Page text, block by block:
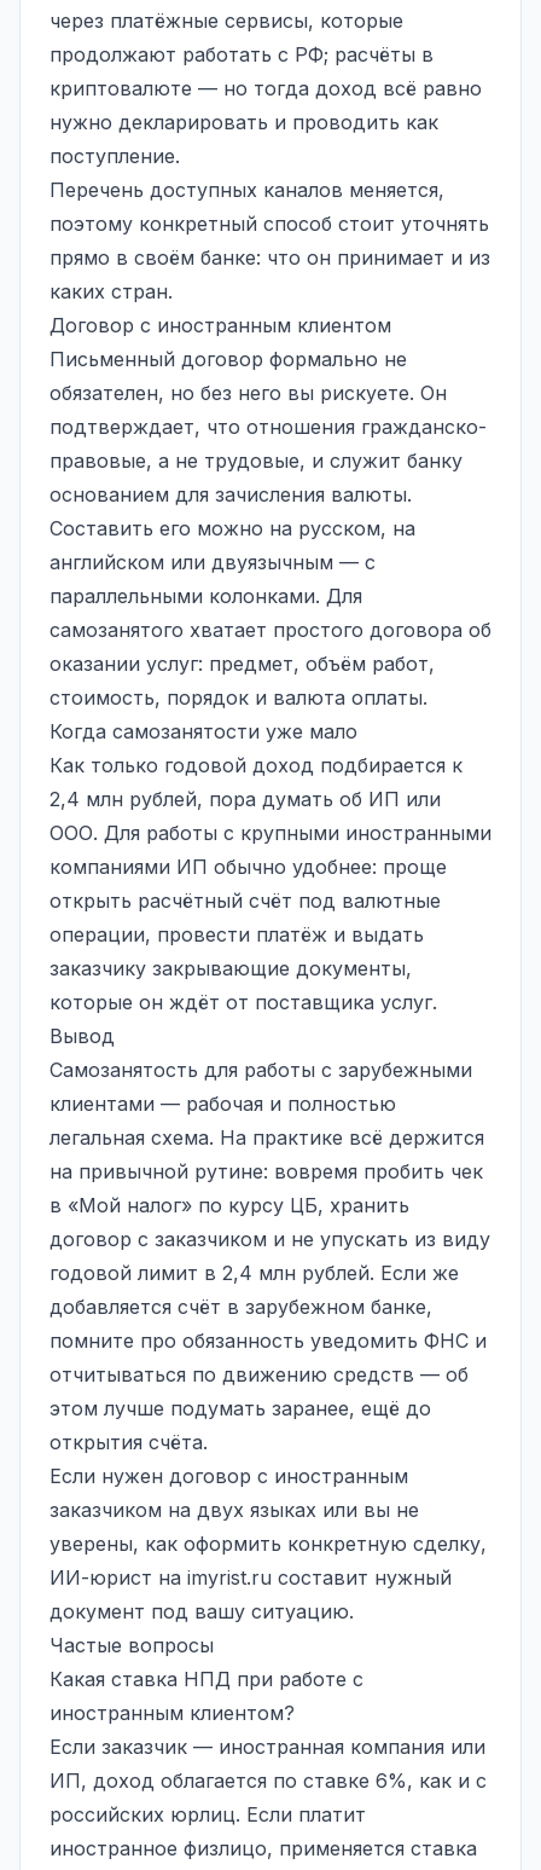
через платёжные сервисы, которые
продолжают работать с РФ; расчёты в
криптовалюте — но тогда доход всё равно
нужно декларировать и проводить как
поступление.
Перечень доступных каналов меняется,
поэтому конкретный способ стоит уточнять
прямо в своём банке: что он принимает и из
каких стран.
Договор с иностранным клиентом
Письменный договор формально не
обязателен, но без него вы рискуете. Он
подтверждает, что отношения гражданско-
правовые, а не трудовые, и служит банку
основанием для зачисления валюты.
Составить его можно на русском, на
английском или двуязычным — с
параллельными колонками. Для
самозанятого хватает простого договора об
оказании услуг: предмет, объём работ,
стоимость, порядок и валюта оплаты.
Когда самозанятости уже мало
Как только годовой доход подбирается к
2,4 млн рублей, пора думать об ИП или
ООО. Для работы с крупными иностранными
компаниями ИП обычно удобнее: проще
открыть расчётный счёт под валютные
операции, провести платёж и выдать
заказчику закрывающие документы,
которые он ждёт от поставщика услуг.
Вывод
Самозанятость для работы с зарубежными
клиентами — рабочая и полностью
легальная схема. На практике всё держится
на привычной рутине: вовремя пробить чек
в «Мой налог» по курсу ЦБ, хранить
договор с заказчиком и не упускать из виду
годовой лимит в 2,4 млн рублей. Если же
добавляется счёт в зарубежном банке,
помните про обязанность уведомить ФНС и
отчитываться по движению средств — об
этом лучше подумать заранее, ещё до
открытия счёта.
Если нужен договор с иностранным
заказчиком на двух языках или вы не
уверены, как оформить конкретную сделку,
ИИ-юрист на imyrist.ru составит нужный
документ под вашу ситуацию.
Частые вопросы
Какая ставка НПД при работе с
иностранным клиентом?
Если заказчик — иностранная компания или
ИП, доход облагается по ставке 6%, как и с
российских юрлиц. Если платит
иностранное физлицо, применяется ставка